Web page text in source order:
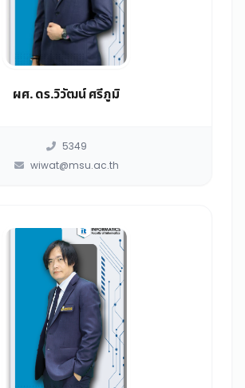
ผศ. ดร.วิวัฒน์ ศรีภูมิ
5349
wiwat@msu.ac.th